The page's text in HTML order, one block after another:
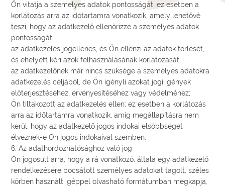
Ön vitatja a személyes adatok pontosságát, ez esetben a
korlátozás arra az időtartamra vonatkozik, amely lehetővé
teszi, hogy az adatkezelő ellenőrizze a személyes adatok
pontosságát;
az adatkezelés jogellenes, és Ön ellenzi az adatok törlését,
és ehelyett kéri azok felhasználásának korlátozását;
az adatkezelőnek már nincs szüksége a személyes adatokra
adatkezelés céljából, de Ön igényli azokat jogi igények
előterjesztéséhez, érvényesítéséhez vagy védelméhez;
Ön tiltakozott az adatkezelés ellen; ez esetben a korlátozás
arra az időtartamra vonatkozik, amíg megállapításra nem
kerül, hogy az adatkezelő jogos indokai elsőbbséget
élveznek-e Ön jogos indokaival szemben.
6. Az adathordozhatósághoz való jog
Ön jogosult arra, hogy a rá vonatkozó, általa egy adatkezelő
rendelkezésére bocsátott személyes adatokat tagolt, széles
körben használt, géppel olvasható formátumban megkapja,